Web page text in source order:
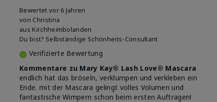
Bewertet vor 6 Jahren
von Christina
aus Kirchheimbolanden
Du bist? Selbständige Schönheits-Consultant
Verifizierte Bewertung
Kommentare zu Mary Kay® Lash Love® Mascara
endlich hat das bröseln, verklumpen und verkleben ein
Ende. mit der Mascara gelingt volles Volumen und
fantastische Wimpern schon beim ersten Auftragen!